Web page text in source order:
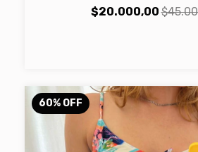
$20.000,00
60% OFF